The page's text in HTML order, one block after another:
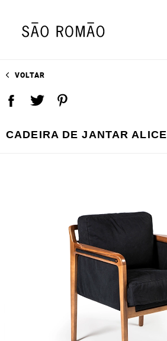
VOLTAR
CADEIRA DE JANTAR ALICE